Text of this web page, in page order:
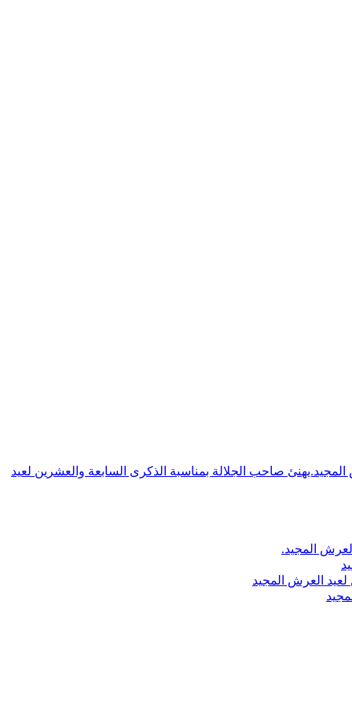
صاحب الجلالة بمناسبة الذكرى السابعة والعشرين لعيد
المجيد.
العرش المجيد